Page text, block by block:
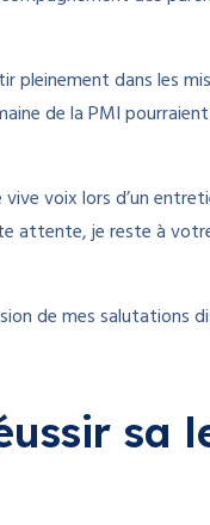
pleinement dans les
de la PMI
voix lors d’un
attente, je reste à
de mes salutations
sa